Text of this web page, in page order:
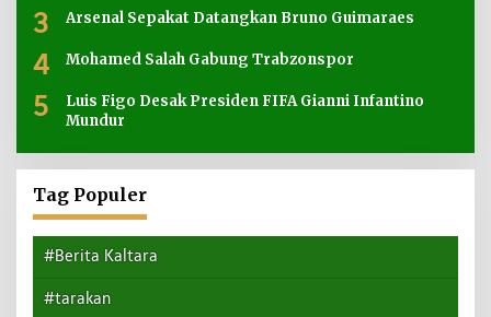
3 Arsenal Sepakat Datangkan Bruno Guimaraes
4 Mohamed Salah Gabung Trabzonspor
5
Luis Figo Desak Presiden FIFA Gianni Infantino
Mundur
Tag Populer
#Berita Kaltara
#tarakan